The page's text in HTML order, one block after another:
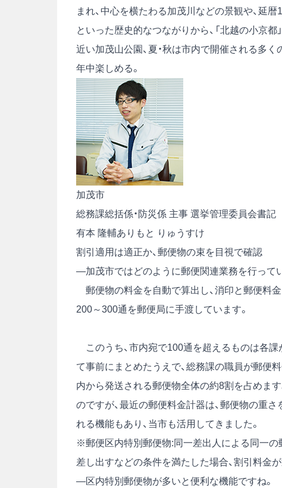
まれ、中心を横たわる加茂川などの景観や、延
といった歴史的なつながりから、「北越の小京
近い加茂山公園、夏・秋は市内で開催される多
年中楽しめる。
加茂市
総務課総括係・防災係 主事 選挙管理委員会書記
有本 隆輔ありもと りゅうすけ
割引適用は適正か、郵便物の束を目視で確認
―加茂市ではどのように郵便関連業務を行って
郵便物の料金を自動で算出し、消印と郵便料金
200～300通を郵便局に手渡しています。
このうち、市内宛で100通を超えるものは各課
て事前にまとめたうえで、総務課の職員が郵便
内から発送される郵便物全体の約8割を占めま
のですが、最近の郵便料金計器は、郵便物の重
れる機能もあり、当市も活用してきました。
※郵便区内特別郵便物:同一差出人による同一の
差し出すなどの条件を満たした場合、割引料金
―区内特別郵便物が多いと便利な機能ですね。